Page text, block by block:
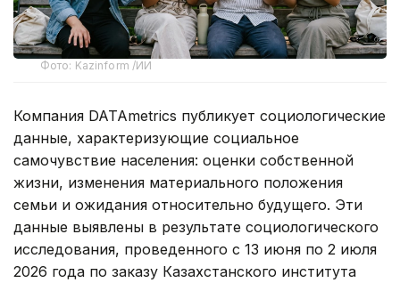
Фото: Kazinform /ИИ
Компания DATAmetrics публикует социологические
данные, характеризующие социальное
самочувствие населения: оценки собственной
жизни, изменения материального положения
семьи и ожидания относительно будущего. Эти
данные выявлены в результате социологического
исследования, проведенного с 13 июня по 2 июля
2026 года по заказу Казахстанского института